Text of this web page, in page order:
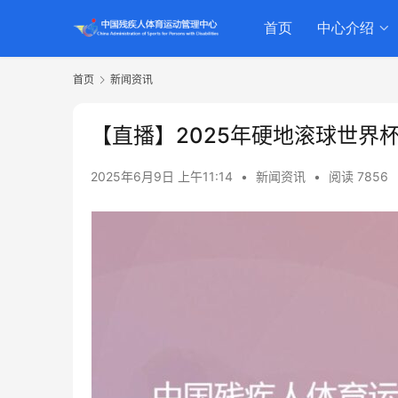
首页 中心介绍
首页 新闻资讯
【直播】2025年硬地滚球世界
2025年6月9日 上午11:14 • 新闻资讯 • 阅读 7856